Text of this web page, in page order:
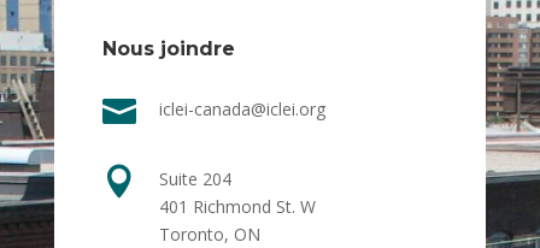
Nous joindre
 iclei-canada@iclei.org

Suite 204
401 Richmond St. W
Toronto, ON